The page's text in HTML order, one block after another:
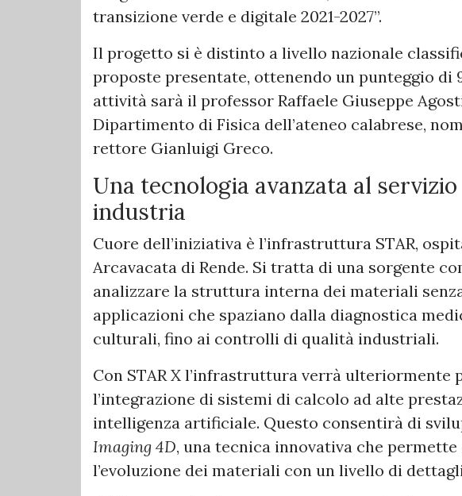
transizione verde e digitale 2021-2027”.
Il progetto si è distinto a livello nazionale
proposte presentate, ottenendo un punteggio di
attività sarà il professor Raffaele Giuseppe
Dipartimento di Fisica dell’ateneo calabrese,
rettore Gianluigi Greco.
Una tecnologia avanzata al
industria
Cuore dell’iniziativa è l’infrastruttura STAR,
Arcavacata di Rende. Si tratta di una sorgente
analizzare la struttura interna dei materiali
applicazioni che spaziano dalla diagnostica
culturali, fino ai controlli di qualità industriali.
Con STAR X l’infrastruttura verrà ulteriormente
l’integrazione di sistemi di calcolo ad alte
intelligenza artificiale. Questo consentirà di
Imaging 4D, una tecnica innovativa che
l’evoluzione dei materiali con un livello di